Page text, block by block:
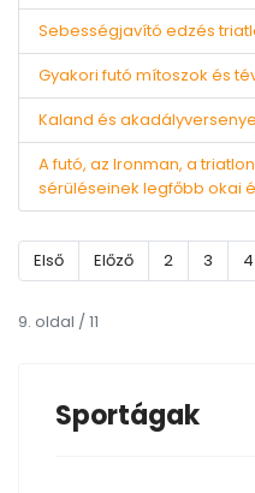
Sebességjavító edzés
Gyakori futó mítoszok és
Kaland és
A futó, az Ironman, a
sérüléseinek legfőbb okai
Első Előző 2 3 4
9. oldal / 11
Sportágak